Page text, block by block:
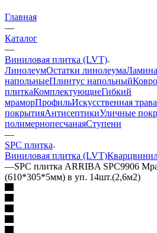
Главная
—
Каталог
—
Виниловая плитка (LVT)
ЛинолеумОстатки линолеума
напольныеПлинтус напольный
плиткаКомплектующиеГибкий
мраморПрофильИскусственная трава
покрытияАнтисептикиУличные
полимернопесчанаяСтупени
—
SPC плитка
Виниловая плитка (LVT)
—SPC плитка ARRIBA SPC9906
(610*305*5мм) в уп. 14шт.(2,6м2)